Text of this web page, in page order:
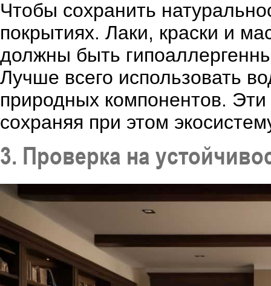
Чтобы сохранить
покрытиях. Лаки, краски и
должны быть
Лучше всего использовать
природных компонентов.
сохраняя при этом
3. Проверка на